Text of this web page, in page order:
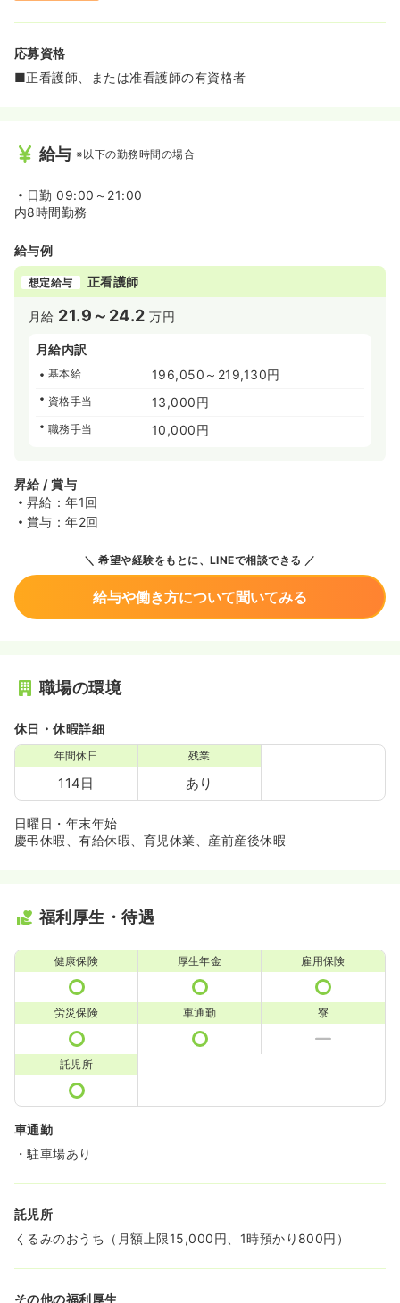
応募資格
■正看護師、または准看護師の有資格者
給与 ※以下の勤務時間の場合
日勤 09:00～21:00
内8時間勤務
給与例
想定給与 正看護師
月給 21.9～24.2 万円
月給内訳
基本給 196,050～219,130円
資格手当 13,000円
職務手当 10,000円
昇給 / 賞与
昇給：年1回
賞与：年2回
希望や経験をもとに、LINEで相談できる
給与や働き方について聞いてみる
職場の環境
休日・休暇詳細
年間休日
114日
残業
あり
日曜日・年末年始
慶弔休暇、有給休暇、育児休業、産前産後休暇
福利厚生・待遇
健康保険 厚生年金 雇用保険
労災保険 車通勤 寮
託児所
車通勤
・駐車場あり
託児所
くるみのおうち（月額上限15,000円、1時預かり800円）
その他の福利厚生